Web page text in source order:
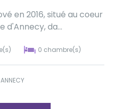
en 2016, situé au coeur
d'Annecy, da...
0 chambre(s)
ANNECY